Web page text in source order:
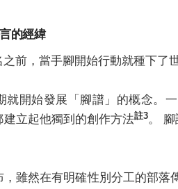
前，當手腳開始行動就種下了
立起他獨到的創作方法註3。 腳
織布機，瓦旦．督喜自學了織